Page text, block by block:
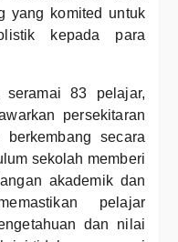
yang komited untuk
kepada para
seramai 83 pelajar,
persekitaran
secara
sekolah memberi
akademik dan
pelajar
dan nilai